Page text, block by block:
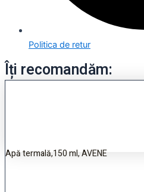
Politica de retur
Îți recomandăm:
Apă termală,150 ml, AVENE